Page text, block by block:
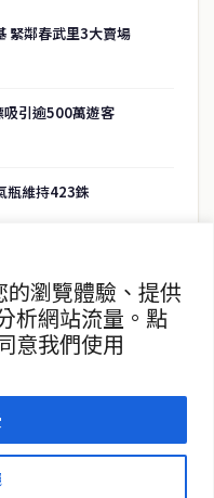
瀏覽體驗、提供
析網站流量。點
意我們使用
緊鄰春武里3大賣場
吸引逾500萬遊客
瓶維持423銖
入泰股
報1614點
產
Rights Reserved